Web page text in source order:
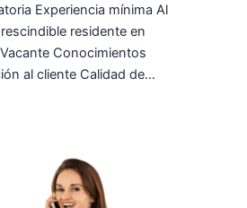
Experiencia mínima Al
residente en
Conocimientos
al cliente Calidad de…